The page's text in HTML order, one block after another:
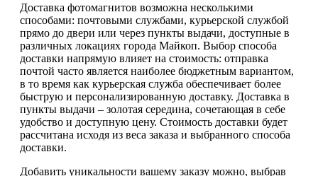
Доставка фотомагнитов возможна несколькими
способами: почтовыми службами, курьерской службой
прямо до двери или через пункты выдачи, доступные в
различных локациях города Майкоп. Выбор способа
доставки напрямую влияет на стоимость: отправка
почтой часто является наиболее бюджетным вариантом,
в то время как курьерская служба обеспечивает более
быструю и персонализированную доставку. Доставка в
пункты выдачи – золотая середина, сочетающая в себе
удобство и доступную цену. Стоимость доставки будет
рассчитана исходя из веса заказа и выбранного способа
доставки.
Добавить уникальности вашему заказу можно, выбрав